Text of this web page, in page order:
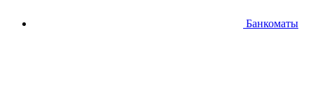
Банкоматы